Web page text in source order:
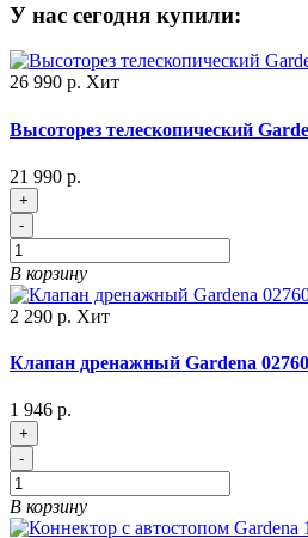
У нас сегодня купили:
26 990 р. Хит
Высоторез телескопический
21 990 р.
+
-
В корзину
2 290 р. Хит
Клапан дренажный Gardena 02760
1 946 р.
+
-
В корзину